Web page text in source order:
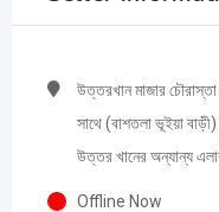
উত্তরখান মাজার
সাথে (বাশতলা ভূইয়া
উত্তর খানের অন্যান্য
Offline Now